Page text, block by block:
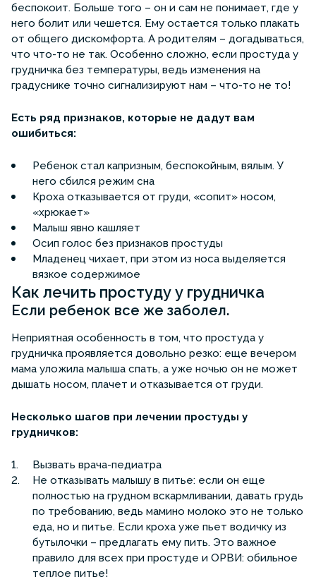
беспокоит. Больше того – он и сам не понимает, где у
него болит или чешется. Ему остается только плакать
от общего дискомфорта. А родителям – догадываться,
что что-то не так. Особенно сложно, если простуда у
грудничка без температуры, ведь изменения на
градуснике точно сигнализируют нам – что-то не то!
Есть ряд признаков, которые не дадут вам
ошибиться:
Ребенок стал капризным, беспокойным, вялым. У
него сбился режим сна
Кроха отказывается от груди, «сопит» носом,
«хрюкает»
Малыш явно кашляет
Осип голос без признаков простуды
Младенец чихает, при этом из носа выделяется
вязкое содержимое
Как лечить простуду у грудничка
Если ребенок все же заболел.
Неприятная особенность в том, что простуда у
грудничка проявляется довольно резко: еще вечером
мама уложила малыша спать, а уже ночью он не может
дышать носом, плачет и отказывается от груди.
Несколько шагов при лечении простуды у
грудничков:
Вызвать врача-педиатра
Не отказывать малышу в питье: если он еще
полностью на грудном вскармливании, давать грудь
по требованию, ведь мамино молоко это не только
еда, но и питье. Если кроха уже пьет водичку из
бутылочки – предлагать ему пить. Это важное
правило для всех при простуде и ОРВИ: обильное
теплое питье!